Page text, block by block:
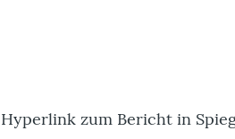
Hyperlink zum Bericht in